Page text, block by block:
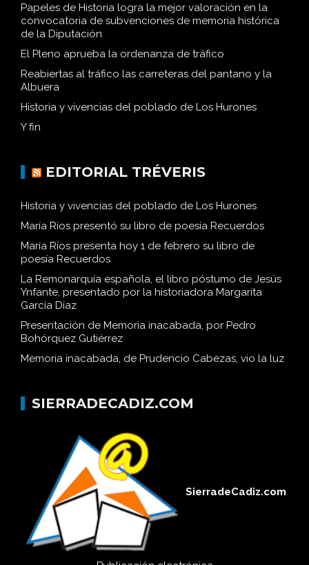
Papeles de Historia logra la mejor valoración en la
convocatoria de subvenciones de memoria histórica
de la Diputación
El Pleno aprueba la ordenanza de tráfico
Reabiertas al tráfico las carreteras del pantano y la
Albuera
Historia y vivencias del poblado de Los Hurones
Y fin
EDITORIAL TRÉVERIS
Historia y vivencias del poblado de Los Hurones
María Ríos presentó su libro de poesía Recuerdos
María Ríos presenta hoy 1 de febrero su libro de
poesía Recuerdos
La Remonarquía española, el libro póstumo de Jesús
Ynfante, presentado por la historiadora Margarita
García Díaz
Presentación de Memoria inacabada, por Pedro
Bohórquez Gutiérrez
Memoria inacabada, de Prudencio Cabezas, vio la luz
SIERRADECADIZ.COM
SierradeCadiz.com